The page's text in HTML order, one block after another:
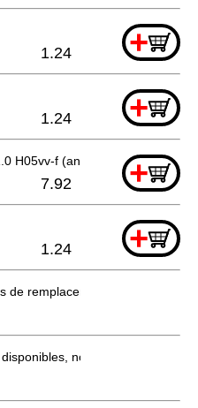
+
1.24
+
1.24
H05vv-f (ancien 500395z)
+
7.92
+
1.24
de remplacement
non commandable